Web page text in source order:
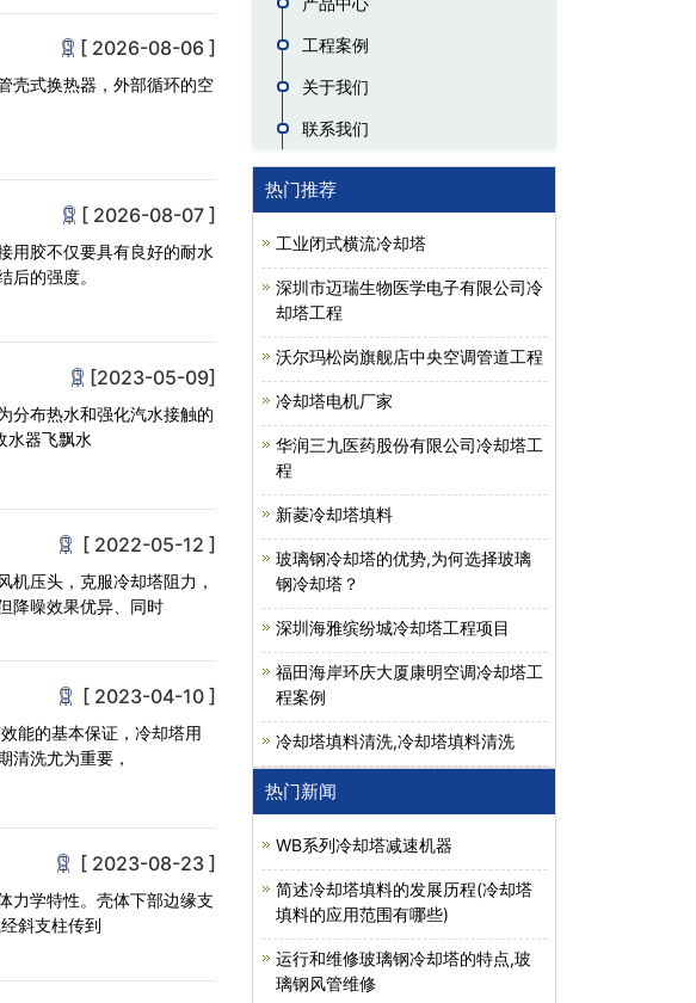
[ 2026-08-06 ]
壳式换热器，外部循环的空
[ 2026-08-07 ]
用胶不仅要具有良好的耐水
的强度。
[2023-05-09]
分布热水和强化汽水接触的
器飞飘水
[ 2022-05-12 ]
机压头，克服冷却塔阻力，
降噪效果优异、同时
[ 2023-04-10 ]
能的基本保证，冷却塔用
清洗尤为重要，
[ 2023-08-23 ]
力学特性。壳体下部边缘支
斜支柱传到
工程案例
关于我们
联系我们
热门推荐
工业闭式横流冷却塔
深圳市迈瑞生物医学电子有限公司冷
却塔工程
沃尔玛松岗旗舰店中央空调管道工程
冷却塔电机厂家
华润三九医药股份有限公司冷却塔工
程
新菱冷却塔填料
玻璃钢冷却塔的优势,为何选择玻璃
钢冷却塔？
深圳海雅缤纷城冷却塔工程项目
福田海岸环庆大厦康明空调冷却塔工
程案例
冷却塔填料清洗,冷却塔填料清洗
热门新闻
WB系列冷却塔减速机器
简述冷却塔填料的发展历程(冷却塔
填料的应用范围有哪些)
运行和维修玻璃钢冷却塔的特点,玻
璃钢风管维修